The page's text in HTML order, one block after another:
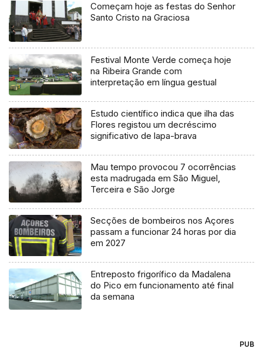
Começam hoje as festas do Senhor
Santo Cristo na Graciosa
Festival Monte Verde começa hoje
na Ribeira Grande com
interpretação em língua gestual
Estudo científico indica que ilha das
Flores registou um decréscimo
significativo de lapa-brava
Mau tempo provocou 7 ocorrências
esta madrugada em São Miguel,
Terceira e São Jorge
Secções de bombeiros nos Açores
passam a funcionar 24 horas por dia
em 2027
Entreposto frigorífico da Madalena
do Pico em funcionamento até final
da semana
PUB